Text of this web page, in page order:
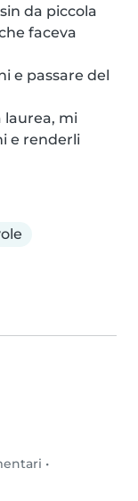
da piccola
faceva
e passare del
laurea, mi
e renderli
•